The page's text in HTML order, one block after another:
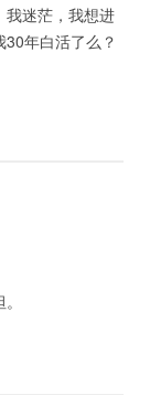
我迷茫，我想进
年白活了么？